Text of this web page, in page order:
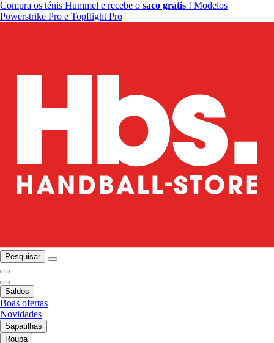
Compra os ténis Hummel e recebe o saco grátis ! Modelos
Powerstrike Pro e Topflight Pro
Pesquisar
Saldos
Boas ofertas
Novidades
Sapatilhas
Roupa